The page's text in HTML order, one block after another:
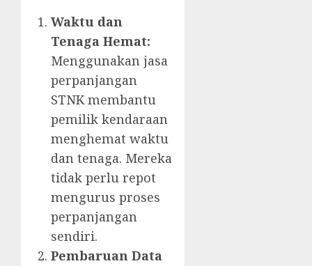
Waktu dan
Tenaga Hemat:
Menggunakan jasa
perpanjangan
STNK membantu
pemilik kendaraan
menghemat waktu
dan tenaga. Mereka
tidak perlu repot
mengurus proses
perpanjangan
sendiri.
Pembaruan Data